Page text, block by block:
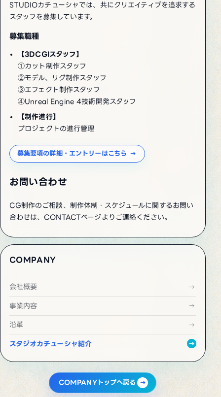
STUDIOカチューシャでは、共にクリエイティブを追求する
スタッフを募集しています。
募集職種
【3DCGIスタッフ】
①カット制作スタッフ
②モデル、リグ制作スタッフ
③エフェクト制作スタッフ
④Unreal Engine 4技術開発スタッフ
【制作進行】
プロジェクトの進行管理
募集要項の詳細・エントリーはこちら
お問い合わせ
CG制作のご相談、制作体制・スケジュールに関するお問い
合わせは、CONTACTページよりご連絡ください。
COMPANY
会社概要
事業内容
沿革
スタジオカチューシャ紹介
COMPANYトップへ戻る